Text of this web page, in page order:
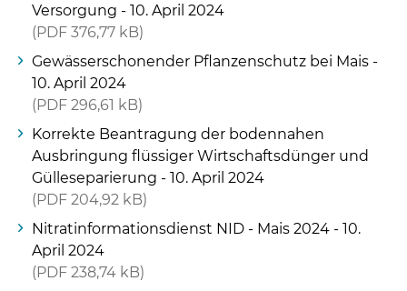
Versorgung - 10. April 2024
PDF 376,77 kB
Gewässerschonender Pflanzenschutz bei Mais -
10. April 2024
PDF 296,61 kB
Korrekte Beantragung der bodennahen
Ausbringung flüssiger Wirtschaftsdünger und
Gülleseparierung - 10. April 2024
PDF 204,92 kB
Nitratinformationsdienst NID - Mais 2024 - 10.
April 2024
PDF 238,74 kB